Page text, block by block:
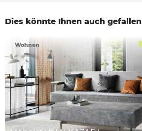
Dies könnte Ihnen auch gefallen
Wohnen